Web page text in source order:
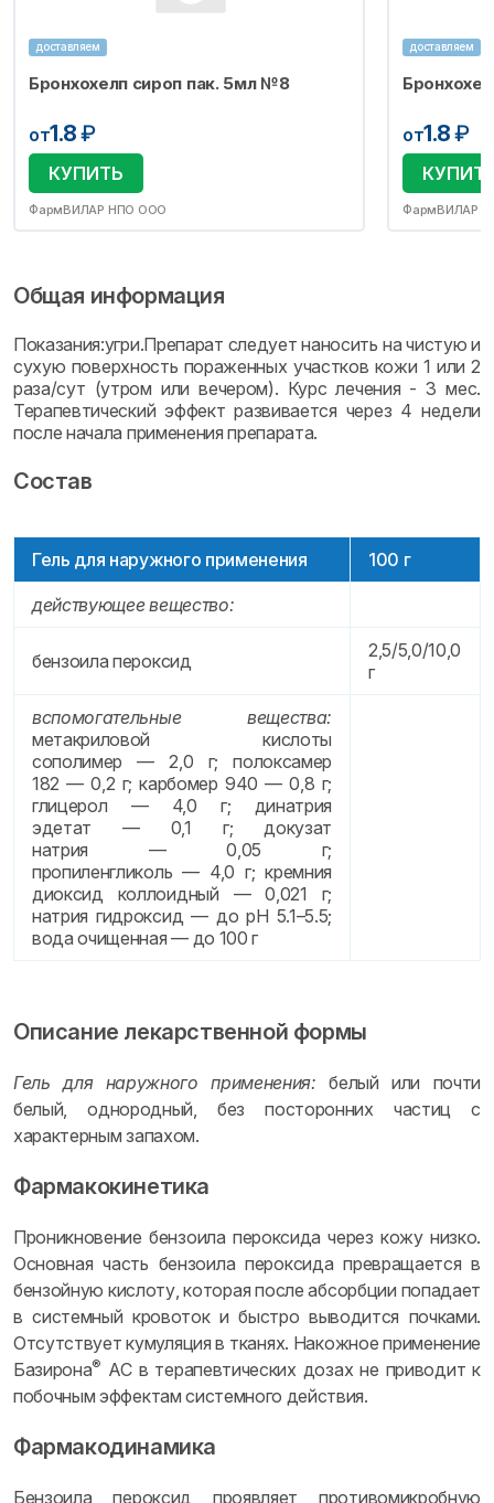
доставляем
Бронхохелп сироп пак. 5мл №8
от1.8₽
КУПИТЬ
ФармВИЛАР НПО ООО
доставляем
от1.8₽
ФармВИЛАР
Общая информация
Показания:угри.Препарат следует наносить на чистую и
сухую поверхность пораженных участков кожи 1 или 2
раза/сут (утром или вечером). Курс лечения - 3 мес.
Терапевтический эффект развивается через 4 недели
после начала применения препарата.
Состав
Гель для наружного применения 100 г
действующее вещество:
бензоила пероксид
2,5/5,0/10,0
г
вспомогательные вещества:
метакриловой кислоты
сополимер — 2,0 г; полоксамер
182 — 0,2 г; карбомер 940 — 0,8 г;
глицерол — 4,0 г; динатрия
эдетат — 0,1 г; докузат
натрия — 0,05 г;
пропиленгликоль — 4,0 г; кремния
диоксид коллоидный — 0,021 г;
натрия гидроксид — до pH 5.1–5.5;
вода очищенная — до 100 г
Описание лекарственной формы
Гель для наружного применения: белый или почти
белый, однородный, без посторонних частиц с
характерным запахом.
Фармакокинетика
Проникновение бензоила пероксида через кожу низко.
Основная часть бензоила пероксида превращается в
бензойную кислоту, которая после абсорбции попадает
в системный кровоток и быстро выводится почками.
Отсутствует кумуляция в тканях. Накожное применение
Базирона® АС в терапевтических дозах не приводит к
побочным эффектам системного действия.
Фармакодинамика
Бензоила пероксид проявляет противомикробную